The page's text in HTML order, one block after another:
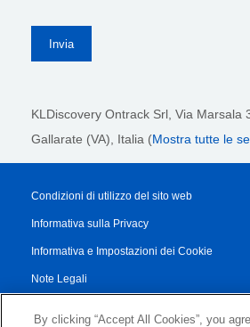
KLDiscovery Ontrack Srl, Via Marsala
Gallarate (VA), Italia (Mostra tutte le
Condizioni di utilizzo del sito web
Informativa sulla Privacy
Informativa e Impostazioni dei Cookie
Note Legali
By clicking “Accept All Cookies”, you